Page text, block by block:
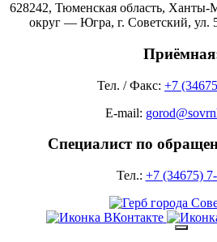
628242, Тюменская область,
округ — Югра, г. Советский, ул.
Тел. / Факс: +7
E-mail:
Специалист по
Тел.: +7 (34675)